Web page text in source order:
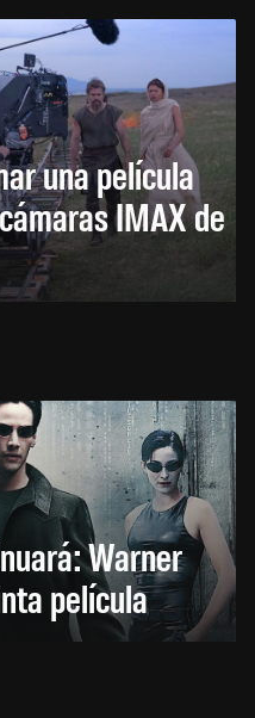
una película
IMAX de
Warner
película